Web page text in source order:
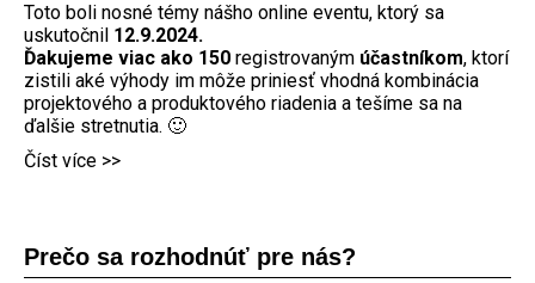
Toto boli nosné témy nášho online eventu, ktorý sa
uskutočnil 12.9.2024.
Ďakujeme viac ako 150 registrovaným účastníkom, ktorí
zistili aké výhody im môže priniesť vhodná kombinácia
projektového a produktového riadenia a tešíme sa na
ďalšie stretnutia. 🙂
Číst více >>
Prečo sa rozhodnúť pre nás?